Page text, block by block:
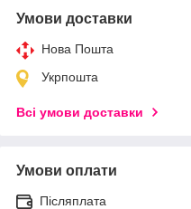
Умови доставки
Нова Пошта
Укрпошта
Всі умови доставки
Умови оплати
Післяплата